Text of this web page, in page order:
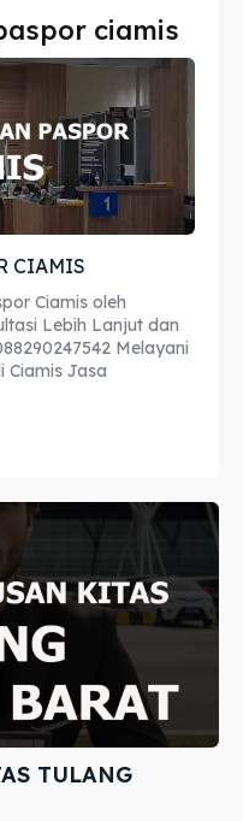
ciamis
CIAMIS
Ciamis oleh
Lebih Lanjut dan
Melayani
Ciamis Jasa
TULANG